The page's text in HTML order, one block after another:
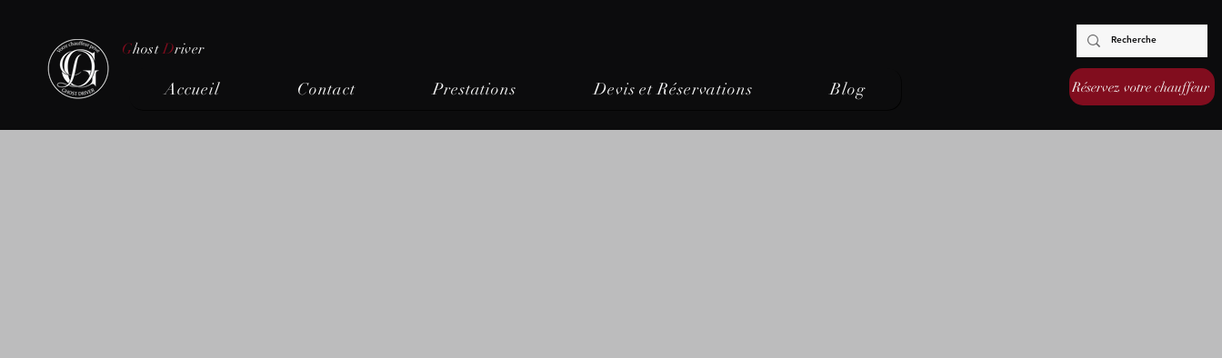
Ghost Driver
Accueil Contact Prestations Devis et Réservations Blog Réservez votre chauffeur